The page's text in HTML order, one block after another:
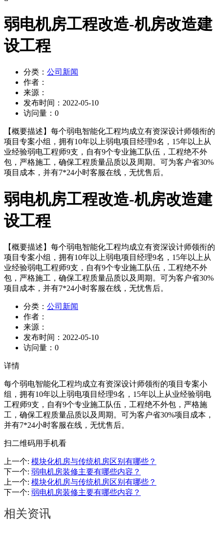
弱电机房工程改造-机房改造建
设工程
分类： 公司新闻
作者：
来源：
发布时间： 2022-05-10
访问量： 0
【概要描述】 每个弱电智能化工程均成立有资深设计师领衔的
项目专案小组，拥有10年以上弱电项目经理9名，15年以上从
业经验弱电工程师9支，自有9个专业施工队伍，工程绝不外
包，严格施工，确保工程质量品质以及周期。可为客户省30%
项目成本，并有7*24小时客服在线，无忧售后。
弱电机房工程改造-机房改造建
设工程
【概要描述】 每个弱电智能化工程均成立有资深设计师领衔的
项目专案小组，拥有10年以上弱电项目经理9名，15年以上从
业经验弱电工程师9支，自有9个专业施工队伍，工程绝不外
包，严格施工，确保工程质量品质以及周期。可为客户省30%
项目成本，并有7*24小时客服在线，无忧售后。
分类： 公司新闻
作者：
来源：
发布时间： 2022-05-10
访问量： 0
详情
每个弱电智能化工程均成立有资深设计师领衔的项目专案小
组，拥有10年以上弱电项目经理9名，15年以上从业经验弱电
工程师9支，自有9个专业施工队伍，工程绝不外包，严格施
工，确保工程质量品质以及周期。可为客户省30%项目成本，
并有7*24小时客服在线，无忧售后。
扫二维码用手机看
上一个: 模块化机房与传统机房区别有哪些？
下一个: 弱电机房装修主要有哪些内容？
上一个: 模块化机房与传统机房区别有哪些？
下一个: 弱电机房装修主要有哪些内容？
相关资讯